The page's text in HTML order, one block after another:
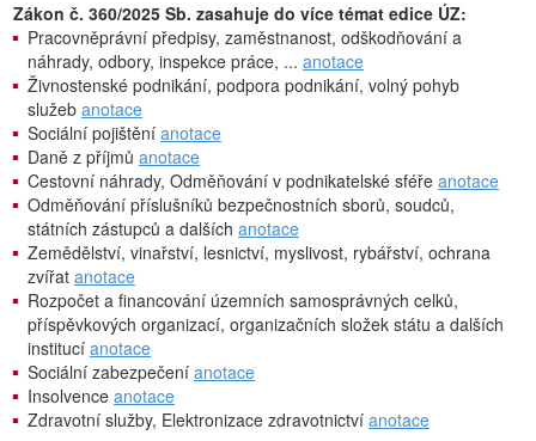
Zákon č. 360/2025 Sb. zasahuje do více témat edice ÚZ:
Pracovněprávní předpisy, zaměstnanost, odškodňování a
náhrady, odbory, inspekce práce, ... anotace
Živnostenské podnikání, podpora podnikání, volný pohyb
služeb anotace
Sociální pojištění anotace
Daně z příjmů anotace
Cestovní náhrady, Odměňování v podnikatelské sféře anotace
Odměňování příslušníků bezpečnostních sborů, soudců,
státních zástupců a dalších anotace
Zemědělství, vinařství, lesnictví, myslivost, rybářství, ochrana
zvířat anotace
Rozpočet a financování územních samosprávných celků,
příspěvkových organizací, organizačních složek státu a dalších
institucí anotace
Sociální zabezpečení anotace
Insolvence anotace
Zdravotní služby, Elektronizace zdravotnictví anotace